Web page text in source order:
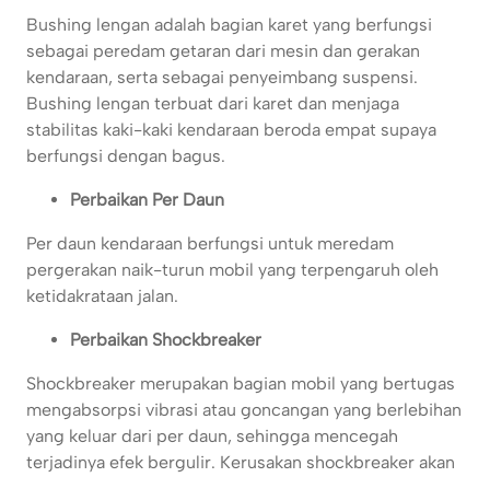
Bushing lengan adalah bagian karet yang berfungsi
sebagai peredam getaran dari mesin dan gerakan
kendaraan, serta sebagai penyeimbang suspensi.
Bushing lengan terbuat dari karet dan menjaga
stabilitas kaki-kaki kendaraan beroda empat supaya
berfungsi dengan bagus.
Perbaikan Per Daun
Per daun kendaraan berfungsi untuk meredam
pergerakan naik-turun mobil yang terpengaruh oleh
ketidakrataan jalan.
Perbaikan Shockbreaker
Shockbreaker merupakan bagian mobil yang bertugas
mengabsorpsi vibrasi atau goncangan yang berlebihan
yang keluar dari per daun, sehingga mencegah
terjadinya efek bergulir. Kerusakan shockbreaker akan